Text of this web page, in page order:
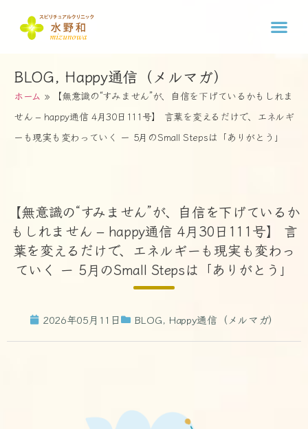
BLOG, Happy通信（メルマガ）
ホーム »
【無意識の“すみません”が、自信を下げているかもしれま
せん – happy通信 4月30日111号】 言葉を変えるだけで、エネルギ
ーも現実も変わっていく ー 5月のSmall Stepsは「ありがとう」
【無意識の“すみません”が、自信を下げているか
もしれません – happy通信 4月30日111号】 言
葉を変えるだけで、エネルギーも現実も変わっ
ていく ー 5月のSmall Stepsは「ありがとう」
2026年05月11日 BLOG, Happy通信（メルマガ）